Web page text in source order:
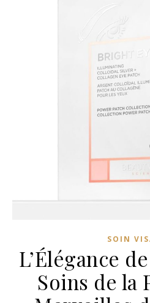
SOIN
L’Élégance
Soins de la